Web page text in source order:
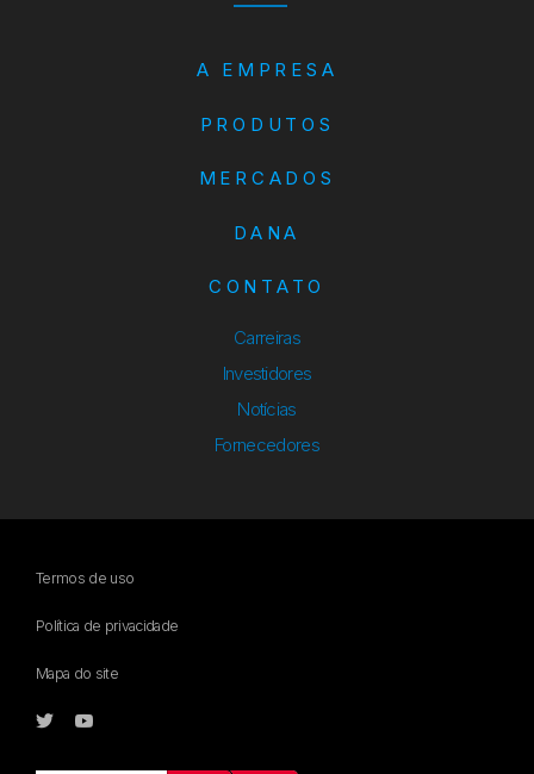
A EMPRESA
PRODUTOS
MERCADOS
DANA
CONTATO
Carreiras
Investidores
Notícias
Fornecedores
Termos de uso
Política de privacidade
Mapa do site